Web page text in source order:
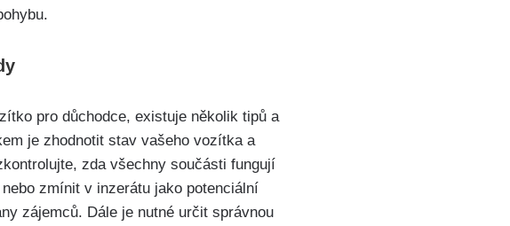
pro důchodce, existuje několik tipů a
je zhodnotit stav vašeho vozítka a
zda všechny součásti fungují
zmínit v inzerátu jako potenciální
zájemců. Dále je nutné určit správnou